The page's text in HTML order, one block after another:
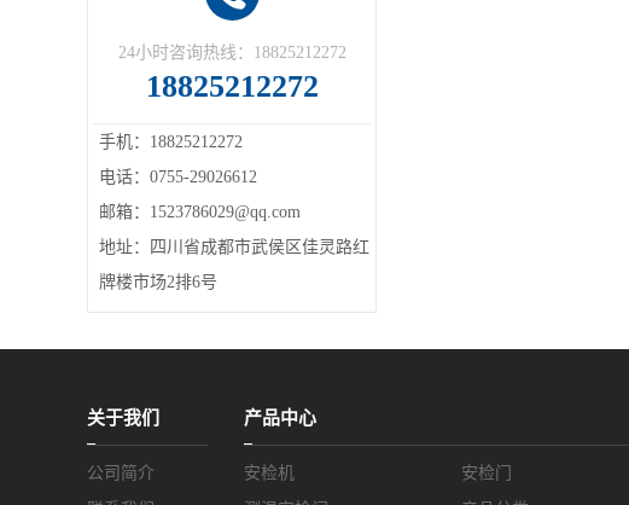
24小时咨询热线：18825212272
18825212272
手机：18825212272
电话：0755-29026612
邮箱：1523786029@qq.com
地址：四川省成都市武侯区佳灵路红
牌楼市场2排6号
关于我们
公司简介
产品中心
安检机
安检门